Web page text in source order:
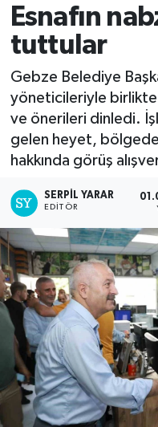
Esnafın
tuttular
Gebze Belediye
yöneticileriyle
ve önerileri dinledi.
gelen heyet,
hakkında görüş
SERPİL YARAR
EDITÖR